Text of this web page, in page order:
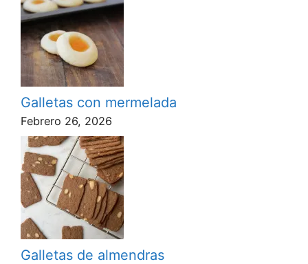
Galletas con mermelada
Febrero 26, 2026
Galletas de almendras